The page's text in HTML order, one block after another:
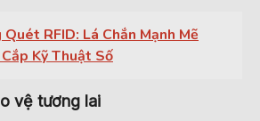
RFID: Lá Chắn Mạnh Mẽ
Kỹ Thuật Số
vệ tương lai